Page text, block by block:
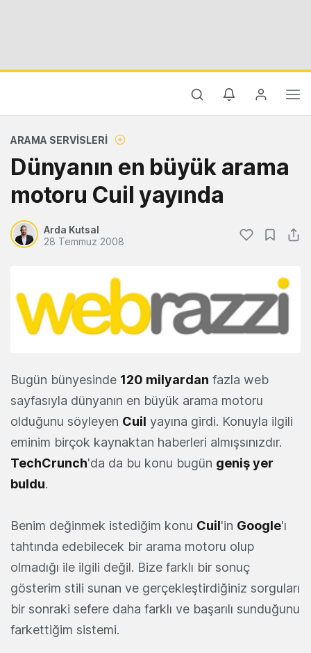
ARAMA SERVISLERI
Dünyanın en büyük arama
motoru Cuil yayında
Arda Kutsal
28 Temmuz 2008
Bugün bünyesinde 120 milyardan fazla web
sayfasıyla dünyanın en büyük arama motoru
olduğunu söyleyen Cuil yayına girdi. Konuyla ilgili
eminim birçok kaynaktan haberleri almışsınızdır.
TechCrunch'da da bu konu bugün geniş yer
buldu.
Benim değinmek istediğim konu Cuil'in Google'ı
tahtında edebilecek bir arama motoru olup
olmadığı ile ilgili değil. Bize farklı bir sonuç
gösterim stili sunan ve gerçekleştirdiğiniz sorguları
bir sonraki sefere daha farklı ve başarılı sunduğunu
farkettiğim sistemi.